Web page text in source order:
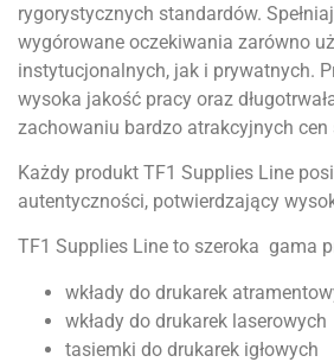
rygorystycznych standardów.
wygórowane oczekiwania zarówno
instytucjonalnych, jak i prywatnych.
wysoka jakość pracy oraz
zachowaniu bardzo atrakcyjnych cen
Każdy produkt TF1 Supplies Line
autentyczności, potwierdzający
TF1 Supplies Line to szeroka gama
wkłady do drukarek
wkłady do drukarek laserowych
tasiemki do drukarek igłowych